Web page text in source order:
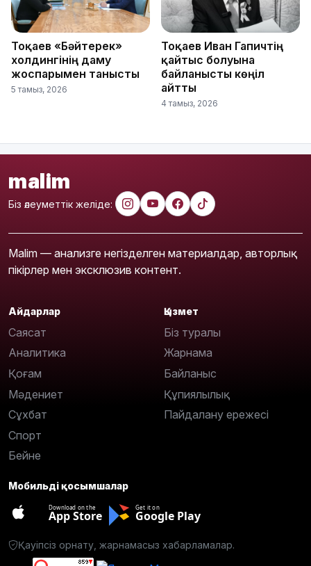
Тоқаев «Бәйтерек»
холдингінің даму
жоспарымен танысты
5 тамыз, 2026
Тоқаев Иван Гапичтің
қайтыс болуына
байланысты көңіл
айтты
4 тамыз, 2026
malim
Біз әлеуметтік желіде:
Malim — анализге негізделген материалдар, авторлық
пікірлер мен эксклюзив контент.
Айдарлар
Саясат
Аналитика
Қоғам
Мәдениет
Сұхбат
Спорт
Бейне
Қызмет
Біз туралы
Жарнама
Байланыс
Құпиялылық
Пайдалану ережесі
Мобильді қосымшалар
Download on the
App Store
Get it on
Google Play
Қауіпсіз орнату, жарнамасыз хабарламалар.